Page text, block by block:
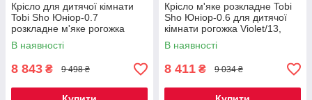
Крісло для дитячої кімнати
Tobi Sho Юніор-0.7
розкладне м'яке рогожка
Grey/08, 880х800х800 мм
В наявності
8 843 ₴ 9 498 ₴
Крісло м'яке розкладне Tobi
Sho Юніор-0.6 для дитячої
кімнати рогожка Violet/13,
780х800х800 мм
В наявності
8 411 ₴ 9 034 ₴